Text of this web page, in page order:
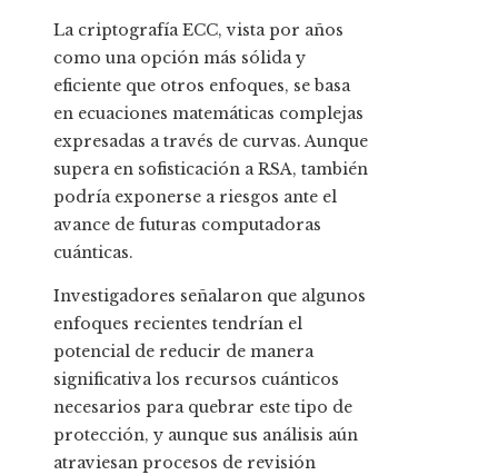
La criptografía ECC, vista por años
como una opción más sólida y
eficiente que otros enfoques, se basa
en ecuaciones matemáticas complejas
expresadas a través de curvas. Aunque
supera en sofisticación a RSA, también
podría exponerse a riesgos ante el
avance de futuras computadoras
cuánticas.
Investigadores señalaron que algunos
enfoques recientes tendrían el
potencial de reducir de manera
significativa los recursos cuánticos
necesarios para quebrar este tipo de
protección, y aunque sus análisis aún
atraviesan procesos de revisión